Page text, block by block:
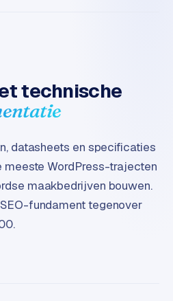
technische
datasheets en specificaties
meeste WordPress-trajecten
maakbedrijven bouwen.
fundament tegenover